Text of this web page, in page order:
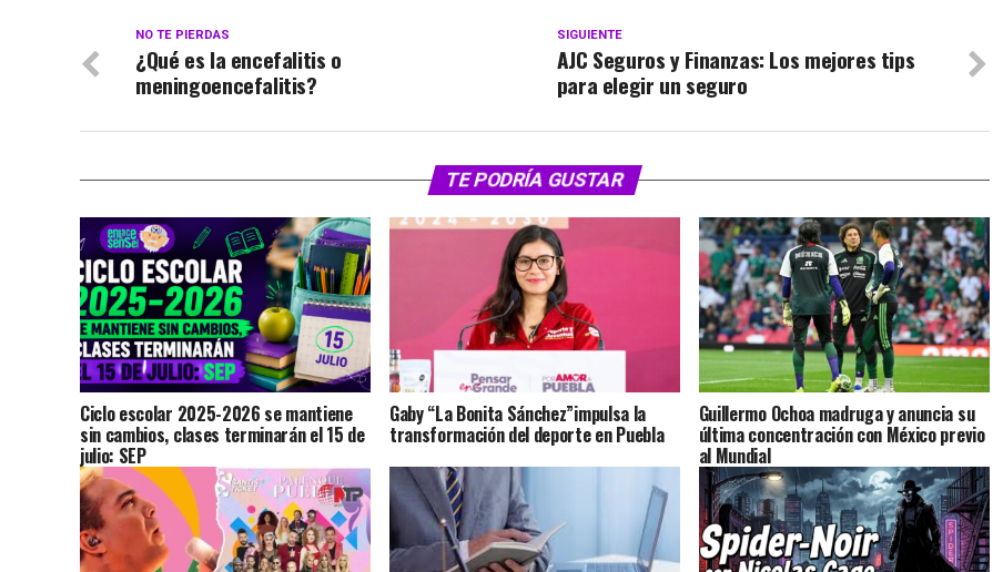
SIGUIENTE
AJC Seguros y Finanzas: Los mejores tips
para elegir un seguro
NO TE PIERDAS
¿Qué es la encefalitis o
meningoencefalitis?
TE PODRÍA GUSTAR
Ciclo escolar 2025-2026 se mantiene
sin cambios, clases terminarán el 15 de
julio: SEP
Gaby “La Bonita Sánchez”impulsa la
transformación del deporte en Puebla
Guillermo Ochoa madruga y anuncia su
última concentración con México previo
al Mundial